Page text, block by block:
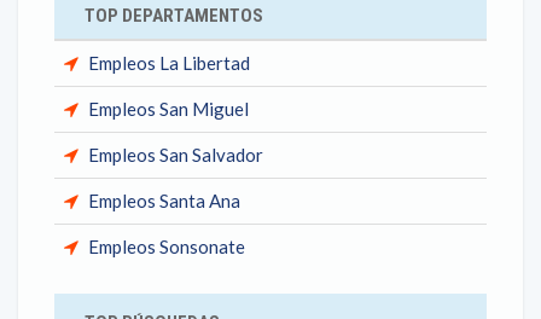
TOP DEPARTAMENTOS
Empleos La Libertad
Empleos San Miguel
Empleos San Salvador
Empleos Santa Ana
Empleos Sonsonate